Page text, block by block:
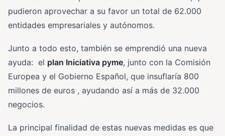
pudieron aprovechar a su favor un total de 62.000
entidades empresariales y autónomos.
Junto a todo esto, también se emprendió una nueva
ayuda: el plan Iniciativa pyme, junto con la Comisión
Europea y el Gobierno Español, que insuflaría 800
millones de euros , ayudando así a más de 32.000
negocios.
La principal finalidad de estas nuevas medidas es que